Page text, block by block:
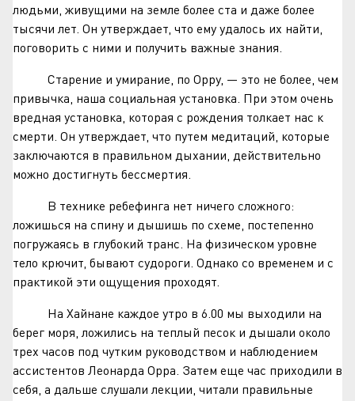
людьми, живущими на земле более ста и даже более
тысячи лет. Он утверждает, что ему удалось их найти,
поговорить с ними и получить важные знания.
Старение и умирание, по Орру, — это не более, чем
привычка, наша социальная установка. При этом очень
вредная установка, которая с рождения толкает нас к
смерти. Он утверждает, что путем медитаций, которые
заключаются в правильном дыхании, действительно
можно достигнуть бессмертия.
В технике ребефинга нет ничего сложного:
ложишься на спину и дышишь по схеме, постепенно
погружаясь в глубокий транс. На физическом уровне
тело крючит, бывают судороги. Однако со временем и с
практикой эти ощущения проходят.
На Хайнане каждое утро в 6.00 мы выходили на
берег моря, ложились на теплый песок и дышали около
трех часов под чутким руководством и наблюдением
ассистентов Леонарда Орра. Затем еще час приходили в
себя, а дальше слушали лекции, читали правильные